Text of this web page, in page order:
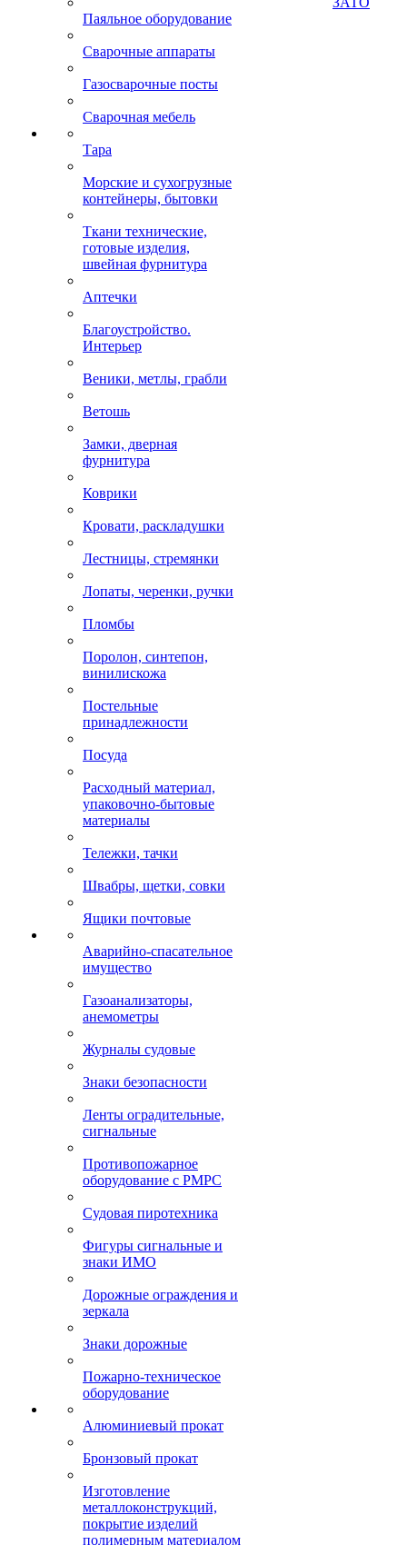
Паяльное оборудование
Сварочные аппараты
Газосварочные посты
Сварочная мебель
Тара
Морские и сухогрузные
контейнеры, бытовки
Ткани технические,
готовые изделия,
швейная фурнитура
Аптечки
Благоустройство.
Интерьер
Веники, метлы, грабли
Ветошь
Замки, дверная
фурнитура
Коврики
Кровати, раскладушки
Лестницы, стремянки
Лопаты, черенки, ручки
Пломбы
Поролон, синтепон,
винилискожа
Постельные
принадлежности
Посуда
Расходный материал,
упаковочно-бытовые
материалы
Тележки, тачки
Швабры, щетки, совки
Ящики почтовые
Аварийно-спасательное
имущество
Газоанализаторы,
анемометры
Журналы судовые
Знаки безопасности
Ленты оградительные,
сигнальные
Противопожарное
оборудование с РМРС
Судовая пиротехника
Фигуры сигнальные и
знаки ИМО
Дорожные ограждения и
зеркала
Знаки дорожные
Пожарно-техническое
оборудование
Алюминиевый прокат
Бронзовый прокат
Изготовление
металлоконструкций,
покрытие изделий
полимерным материалом